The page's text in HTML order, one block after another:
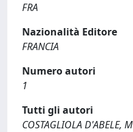
FRA
Nazionalità Editore
FRANCIA
Numero autori
1
Tutti gli autori
COSTAGLIOLA D'ABELE, M